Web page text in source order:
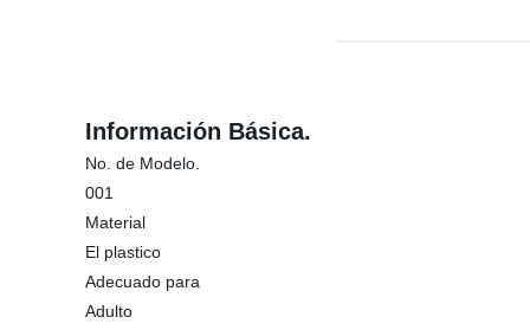
Información Básica.
No. de Modelo.
001
Material
El plastico
Adecuado para
Adulto